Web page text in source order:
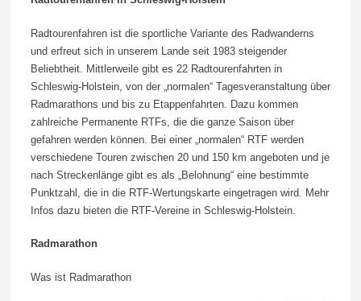
Radtourenfahren ist die sportliche Variante des Radwanderns
und erfreut sich in unserem Lande seit 1983 steigender
Beliebtheit. Mittlerweile gibt es 22 Radtourenfahrten in
Schleswig-Holstein, von der „normalen“ Tagesveranstaltung über
Radmarathons und bis zu Etappenfahrten. Dazu kommen
zahlreiche Permanente RTFs, die die ganze Saison über
gefahren werden können. Bei einer „normalen“ RTF werden
verschiedene Touren zwischen 20 und 150 km angeboten und je
nach Streckenlänge gibt es als „Belohnung“ eine bestimmte
Punktzahl, die in die RTF-Wertungskarte eingetragen wird. Mehr
Infos dazu bieten die RTF-Vereine in Schleswig-Holstein.
Radmarathon
Was ist Radmarathon